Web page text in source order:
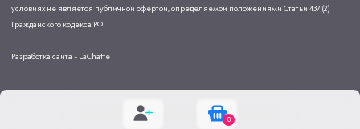
условиях не является публичной офертой, определяемой положениями Статьи 437 (2)
Гражданского кодекса РФ.
Разработка сайта - LaChatte
0